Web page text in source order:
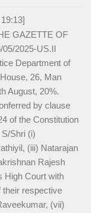
GAZETTE OF
2025-US.II
Department of
26, Man
August, 20%.
by clause
of the Constitution
Shri (i)
(iii) Natarajan
Rajesh
High Court with
their respective
(vii)